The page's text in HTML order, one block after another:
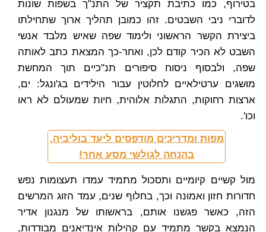
בטירוף, כמו כתיבת תקציר של התנ"ך בשפות שונות
לדוברי ניבי השבטים. זהו כמובן תהליך ארוך שתחילתו
ביצירת הקשר הראשוני ולימוד שפה שאיש מלבד אנשי
השבט לא הכיר קודם לכן, ואחר-כך המצאת כתב לאותה
שפה, ולבסוף ניסוח סיפורים תנ"כיים תוך המחשת
מושגים ערטילאיים לחלוטין עבור הילידים בג'ונגל: ים,
ארצות רחוקות, התגלות אלוהית, חיות שמעולם לא ראו
וכו'.
מפות ומדריכים מודפסים ליעד בוליביה,
בהנחה לגולשי מסע אחר!
מול קשיים קיומיים ותסכול מתמיד עמדו תעצומות נפש
חדורות חזון ואמונה וכך, בחלוף שנים, עמד הזוג המרשים
הזה, כאשר פגשנו אותם, בראשותו של מנגנון אדיר
הנמצא בקשר מתמיד עם קהילות אינדיאנים מבודדות,